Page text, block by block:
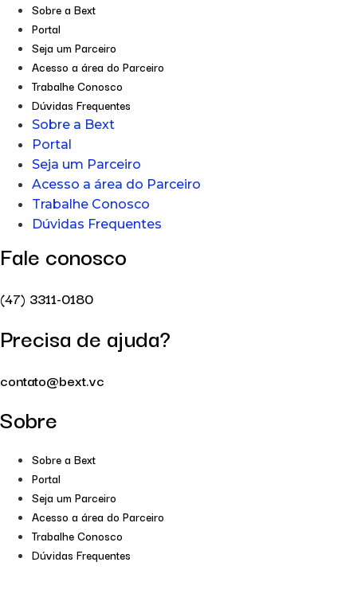
Sobre a Bext
Portal
Seja um Parceiro
Acesso a área do Parceiro
Trabalhe Conosco
Dúvidas Frequentes
Sobre a Bext
Portal
Seja um Parceiro
Acesso a área do Parceiro
Trabalhe Conosco
Dúvidas Frequentes
Fale conosco
(47) 3311-0180
Precisa de ajuda?
contato@bext.vc
Sobre
Sobre a Bext
Portal
Seja um Parceiro
Acesso a área do Parceiro
Trabalhe Conosco
Dúvidas Frequentes